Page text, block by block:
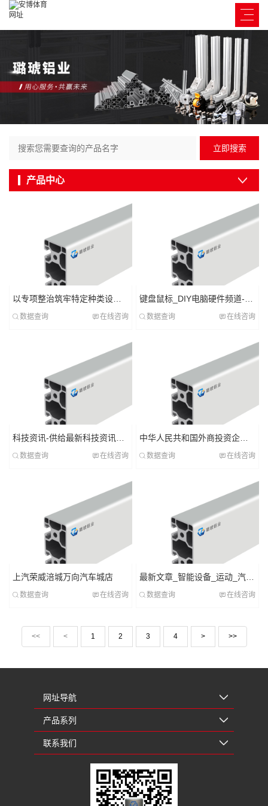
立即搜索
产品中心
以专项整治筑牢特定种类设备安全底线
数据查询 在线咨询
键盘鼠标_DIY电脑硬件频道-YESKY天极网
数据查询 在线咨询
数据查询 在线咨询 数据查询 在线咨询
上汽荣威涪城万向汽车城店
数据查询 在线咨询 数据查询 在线咨询
<< < 1 2 3 4 > >>
网址导航
产品系列
联系我们